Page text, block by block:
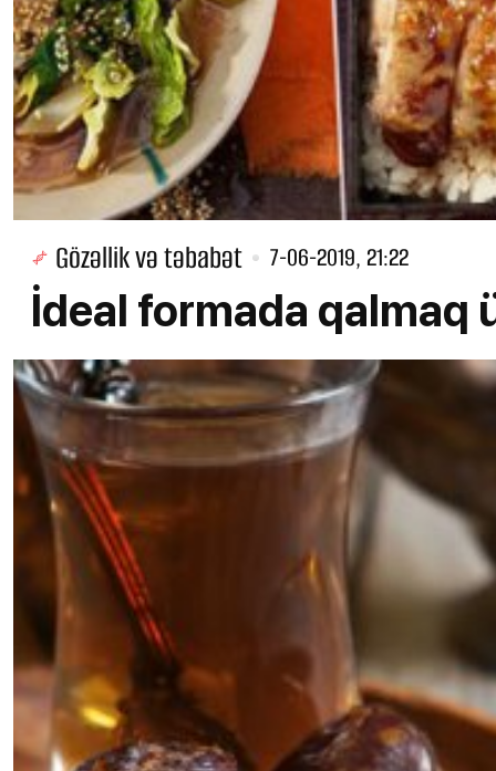
Gözəllik və təbabət 7-06-2019, 21:22
İdeal formada qalmaq